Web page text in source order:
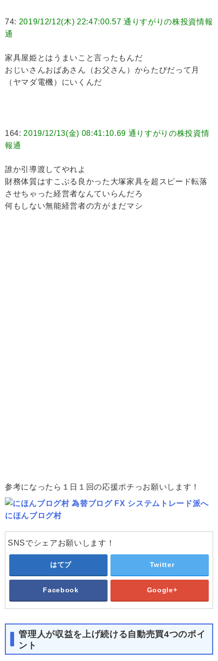
74: 2019/12/12(木) 22:47:00.57 通りすがりの株投資情報
通
家具屋姫とはうまいこと言ったもんだ
おじいさんおばあさん（お父さん）からたびだって月
（ヤマダ電機）にいくんだ
164: 2019/12/13(金) 08:41:10.69 通りすがりの株投資情
報通
誰か引導渡してやれよ
財務体質はすこぶる良かった大塚家具を超スピード転落
させちゃった経営者なんていらんだろ
何もしない無能経営者の方がまだマシ
参考になったら１日１回の応援ポチっお願いします！
にほんブログ村
SNSでシェアお願いします！
はてブ Twitter
Facebook Google+
管理人が収益を上げ続ける自動売買4つのポイ
ント